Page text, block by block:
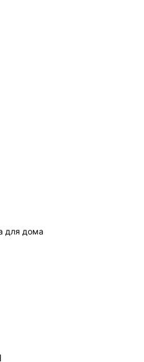
для дома
102